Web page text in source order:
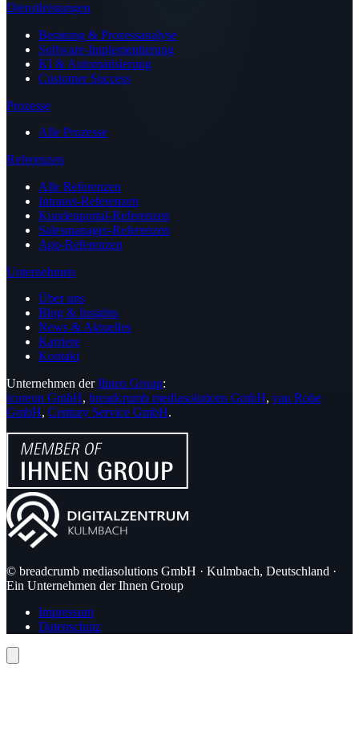
Dienstleistungen
Beratung & Prozessanalyse
Software-Implementierung
KI & Automatisierung
Customer Success
Prozesse
Alle Prozesse
Referenzen
Alle Referenzen
Intranet-Referenzen
Kundenportal-Referenzen
Salesmanager-Referenzen
App-Referenzen
Unternehmen
Über uns
Blog & Insights
News & Aktuelles
Karriere
Kontakt
Unternehmen derIhnen Group:
icoreon GmbH, breadcrumb mediasolutions GmbH, van Rohe
GmbH, Century Service GmbH.
© breadcrumb mediasolutions GmbH · Kulmbach, Deutschland ·
Ein Unternehmen der Ihnen Group
Impressum
Datenschutz